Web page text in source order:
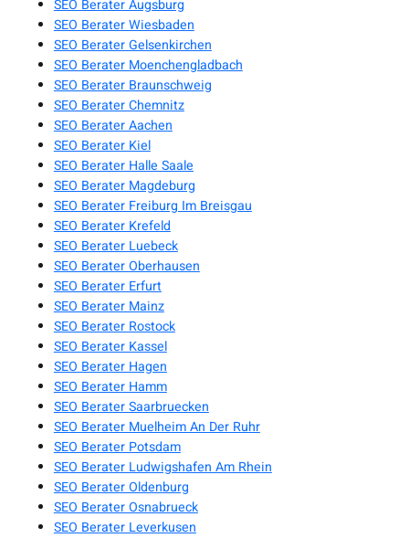
SEO Berater Augsburg
SEO Berater Wiesbaden
SEO Berater Gelsenkirchen
SEO Berater Moenchengladbach
SEO Berater Braunschweig
SEO Berater Chemnitz
SEO Berater Aachen
SEO Berater Kiel
SEO Berater Halle Saale
SEO Berater Magdeburg
SEO Berater Freiburg Im Breisgau
SEO Berater Krefeld
SEO Berater Luebeck
SEO Berater Oberhausen
SEO Berater Erfurt
SEO Berater Mainz
SEO Berater Rostock
SEO Berater Kassel
SEO Berater Hagen
SEO Berater Hamm
SEO Berater Saarbruecken
SEO Berater Muelheim An Der Ruhr
SEO Berater Potsdam
SEO Berater Ludwigshafen Am Rhein
SEO Berater Oldenburg
SEO Berater Osnabrueck
SEO Berater Leverkusen